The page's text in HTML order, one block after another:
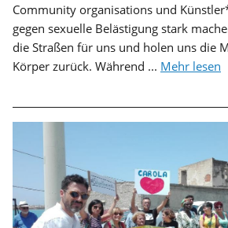
Community organisations und
gegen sexuelle Belästigung stark
die Straßen für uns und holen uns die
Körper zurück. Während ... Mehr lesen